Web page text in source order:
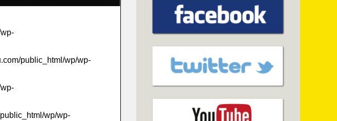
public_html/wp/wp-
wp/wp-